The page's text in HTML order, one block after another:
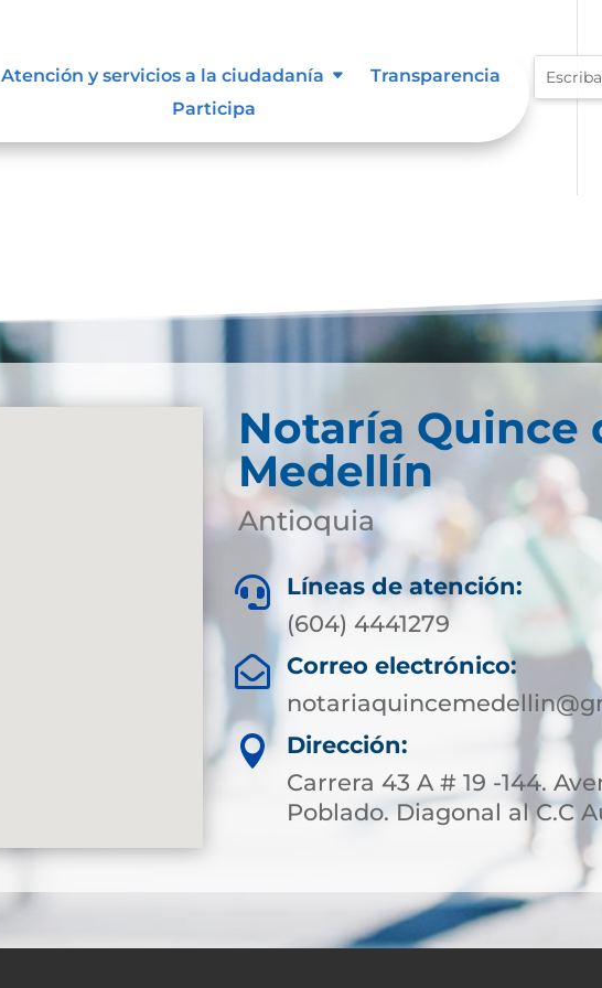
Atención y servicios a la ciudadanía
Transparencia
Participa
Notaría Quince
Medellín
Antioquia

Líneas de atención:
(604) 4441279

Correo electrónico:

Dirección:
Carrera 43 A # 19 -144.
Poblado. Diagonal al C.C